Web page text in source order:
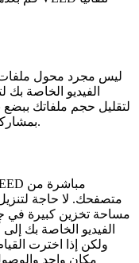
الفيديو الخاصة
بمشاركة فيديوهاتك بأي تنسيق ، وتنزيلها في ثوان.
متصفحك. لا حاجة
مساحة تخزين كبيرة في
الفيديو الخاصة بك
ولكن إذا اخترت
مكان واحد